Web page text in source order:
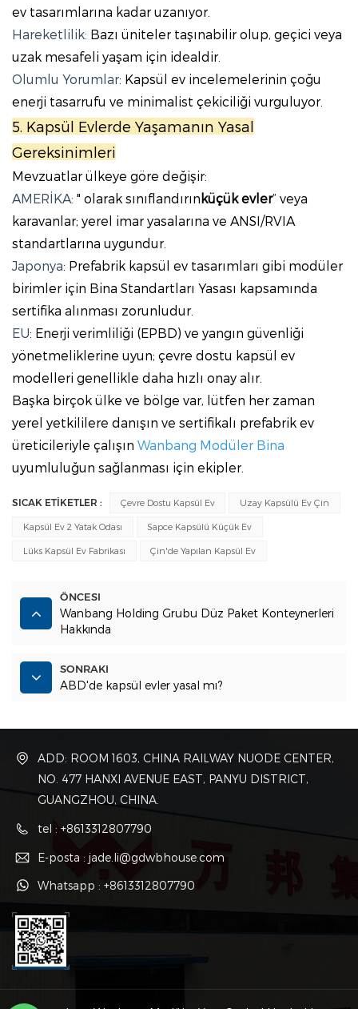
ev tasarımlarına kadar uzanıyor.
Hareketlilik: Bazı üniteler taşınabilir olup, geçici veya
uzak mesafeli yaşam için idealdir.
Olumlu Yorumlar: Kapsül ev incelemelerinin çoğu
enerji tasarrufu ve minimalist çekiciliği vurguluyor.
5. Kapsül Evlerde Yaşamanın Yasal
Gereksinimleri
Mevzuatlar ülkeye göre değişir:
AMERİKA: " olarak sınıflandırınküçük evler” veya
karavanlar; yerel imar yasalarına ve ANSI/RVIA
standartlarına uygundur.
Japonya: Prefabrik kapsül ev tasarımları gibi modüler
birimler için Bina Standartları Yasası kapsamında
sertifika alınması zorunludur.
EU: Enerji verimliliği (EPBD) ve yangın güvenliği
yönetmeliklerine uyun; çevre dostu kapsül ev
modelleri genellikle daha hızlı onay alır.
Başka birçok ülke ve bölge var, lütfen her zaman
yerel yetkililere danışın ve sertifikalı prefabrik ev
üreticileriyle çalışın Wanbang Modüler Bina
uyumluluğun sağlanması için ekipler.
SICAK ETİKETLER : Çevre Dostu Kapsül Ev Uzay Kapsülü Ev Çin
Kapsül Ev 2 Yatak Odası Sapce Kapsülü Küçük Ev
Lüks Kapsül Ev Fabrikası Çin'de Yapılan Kapsül Ev
ÖNCESI
Wanbang Holding Grubu Düz Paket Konteynerleri
Hakkında
SONRAKI
ABD'de kapsül evler yasal mı?
ADD: ROOM 1603, CHINA RAILWAY NUODE CENTER,
NO. 477 HANXI AVENUE EAST, PANYU DISTRICT,
GUANGZHOU, CHINA.
tel : +8613312807790
E-posta : jade.li@gdwbhouse.com
Whatsapp : +8613312807790